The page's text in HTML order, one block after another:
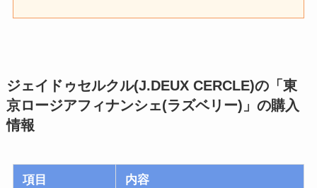
ジェイドゥセルクル(J.DEUX CERCLE)の「東
京ロージアフィナンシェ(ラズベリー)」 の購入
情報
項目 内容